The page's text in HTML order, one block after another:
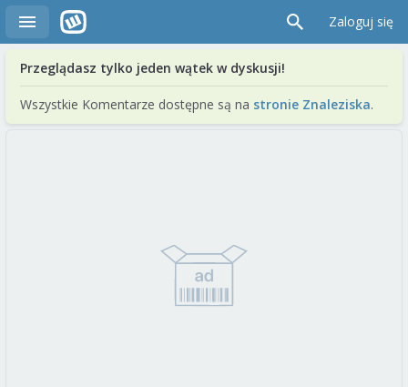
Zaloguj się
Przeglądasz tylko jeden wątek w dyskusji!
Wszystkie Komentarze dostępne są na stronie Znaleziska.